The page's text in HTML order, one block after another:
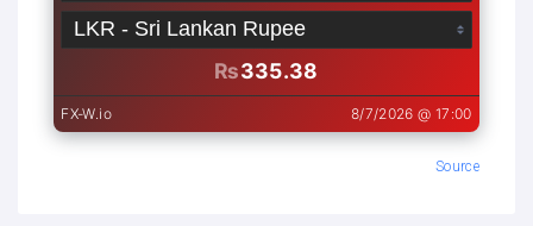
Source